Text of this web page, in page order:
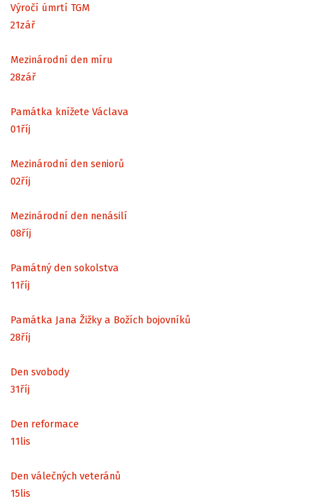
Výročí úmrtí TGM
21zář
Mezinárodní den míru
28zář
Památka knížete Václava
01říj
Mezinárodní den seniorů
02říj
Mezinárodní den nenásilí
08říj
Památný den sokolstva
11říj
Památka Jana Žižky a Božích bojovníků
28říj
Den svobody
31říj
Den reformace
11lis
Den válečných veteránů
15lis